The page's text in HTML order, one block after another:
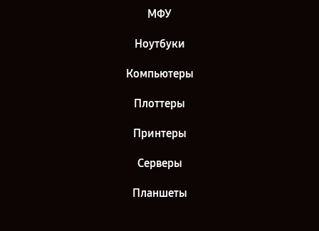
МФУ
Ноутбуки
Компьютеры
Плоттеры
Принтеры
Серверы
Планшеты